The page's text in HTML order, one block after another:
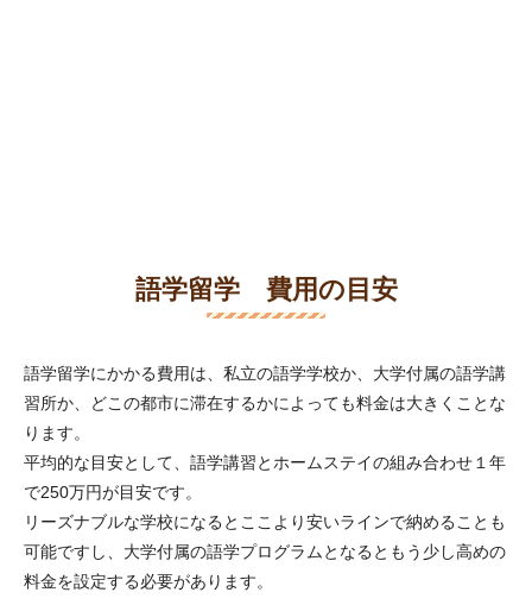
語学留学 費用の目安
語学留学にかかる費用は、私立の語学学校か、大学付属の語学講
習所か、どこの都市に滞在するかによっても料金は大きくことな
ります。
平均的な目安として、語学講習とホームステイの組み合わせ１年
で250万円が目安です。
リーズナブルな学校になるとここより安いラインで納めることも
可能ですし、大学付属の語学プログラムとなるともう少し高めの
料金を設定する必要があります。